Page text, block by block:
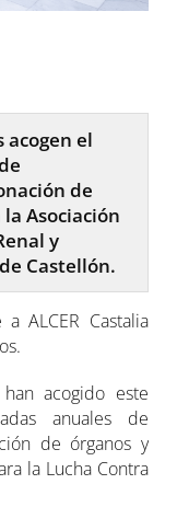
acogen el
de
Asociación
y
Castellón.
ALCER Castalia
acogido este
anuales de
de órganos y
la Lucha Contra